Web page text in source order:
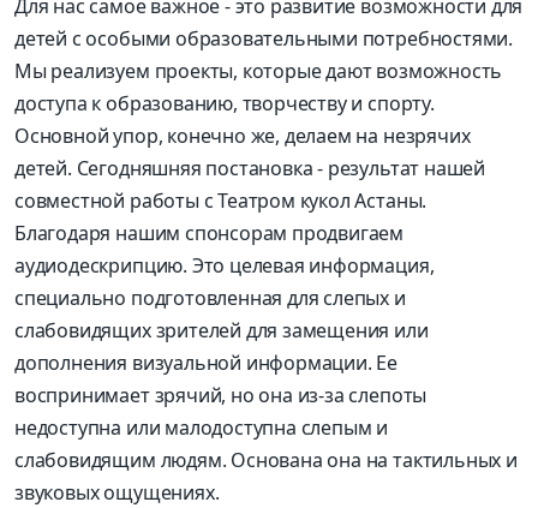
Для нас самое важное - это развитие возможности для
детей с особыми образовательными потребностями.
Мы реализуем проекты, которые дают возможность
доступа к образованию, творчеству и спорту.
Основной упор, конечно же, делаем на незрячих
детей. Сегодняшняя постановка - результат нашей
совместной работы с Театром кукол Астаны.
Благодаря нашим спонсорам продвигаем
аудиодескрипцию. Это целевая информация,
специально подготовленная для слепых и
слабовидящих зрителей для замещения или
дополнения визуальной информации. Ее
воспринимает зрячий, но она из-за слепоты
недоступна или малодоступна слепым и
слабовидящим людям. Основана она на тактильных и
звуковых ощущениях.